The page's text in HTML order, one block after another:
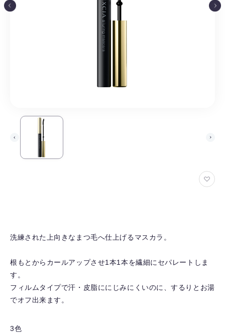
お
除
る
洗練された上向きなまつ毛へ仕上げるマスカラ。
根もとからカールアップさせ1本1本を繊細にセパレートしま
す。
フィルムタイプで汗・皮脂ににじみにくいのに、するりとお湯
でオフ出来ます。
3色